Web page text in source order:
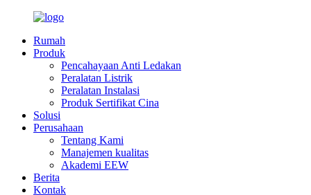
Rumah
Produk
Pencahayaan Anti Ledakan
Peralatan Listrik
Peralatan Instalasi
Produk Sertifikat Cina
Solusi
Perusahaan
Tentang Kami
Manajemen kualitas
Akademi EEW
Berita
Kontak